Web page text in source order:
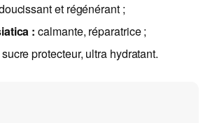
et régénérant ;
:calmante, réparatrice ;
sucre protecteur, ultra hydratant.